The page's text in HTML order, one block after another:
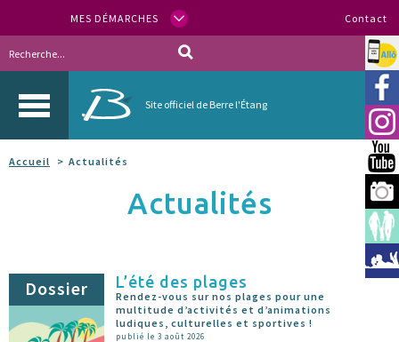
MES DÉMARCHES Contact
Site officiel de Berre l'Étang
Allo
Accueil Actualités
Actualités
Dossier L’été des plages
Rendez-vous sur nos plages pour une
multitude d’activités et d’animations
ludiques, culturelles et sportives !
publié le 3 août 2026